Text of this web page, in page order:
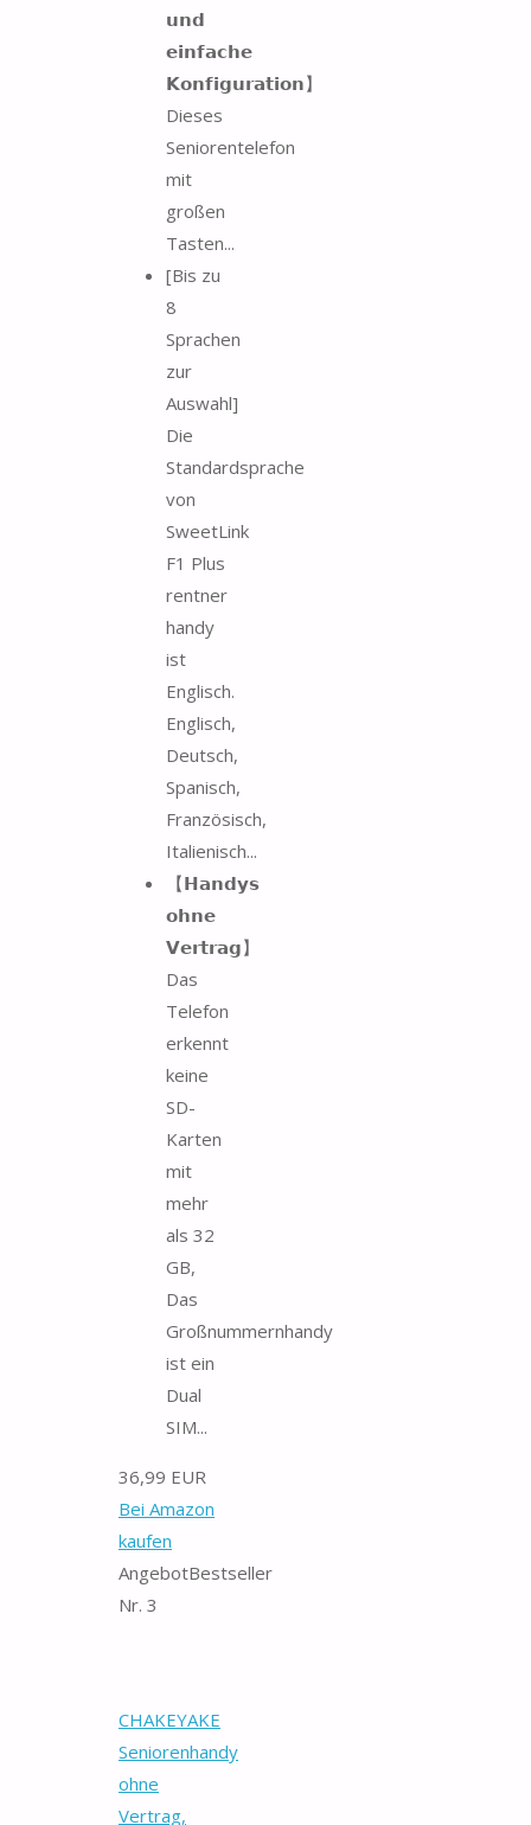
𝘂𝗻𝗱
𝗲𝗶𝗻𝗳𝗮𝗰𝗵𝗲
𝗞𝗼𝗻𝗳𝗶𝗴𝘂𝗿𝗮𝘁𝗶𝗼𝗻】
Dieses
Seniorentelefon
mit
großen
Tasten...
[Bis zu
8
Sprachen
zur
Auswahl]
Die
Standardsprache
von
SweetLink
F1 Plus
rentner
handy
ist
Englisch.
Englisch,
Deutsch,
Spanisch,
Französisch,
Italienisch...
【𝗛𝗮𝗻𝗱𝘆𝘀
𝗼𝗵𝗻𝗲
𝗩𝗲𝗿𝘁𝗿𝗮𝗴】
Das
Telefon
erkennt
keine
SD-
Karten
mit
mehr
als 32
GB,
Das
Großnummernhandy
ist ein
Dual
SIM...
36,99 EUR
Bei Amazon
kaufen
AngebotBestseller
Nr. 3
CHAKEYAKE
Seniorenhandy
ohne
Vertrag,